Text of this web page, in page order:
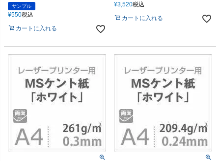
サンプル
¥550税込
カートに入れる
¥3,520税込
カートに入れる